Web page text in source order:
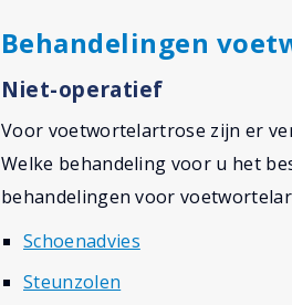
Behandelingen
Niet-operatief
Voor voetwortelartrose zijn er
Welke behandeling voor u het
behandelingen voor
Schoenadvies
Steunzolen